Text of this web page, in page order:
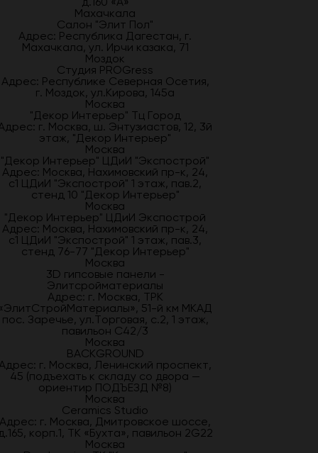
Махачкала
Салон "Элит Пол"
Адрес: Республика Дагестан, г.
Махачкала, ул. Ирчи казака, 71
Моздок
Студия PROGress
Адрес: Республике Северная Осетия,
г. Моздок, ул.Кирова, 145а
Москва
"Декор Интерьер" Тц Город
г. Москва, ш. Энтузиастов, 12, 3й
этаж, "Декор Интерьер"
Москва
"Декор Интерьер" ЦДиИ "Экспострой"
Адрес: Москва, Нахимовский пр-к, 24,
с1 ЦДиИ "Экспострой" 1 этаж, пав.2,
стенд 10 "Декор Интерьер"
Москва
"Декор Интерьер" ЦДиИ Экспострой
Адрес: Москва, Нахимовский пр-к, 24,
с1 ЦДиИ "Экспострой" 1 этаж, пав.3,
стенд 76-77 "Декор Интерьер"
Москва
3D гипсовые панели -
Элитсройматериалы
Адрес: г. Москва, ТРК
51-й км МКАД
пос. Заречье, ул.Торговая, с.2, 1 этаж,
павильон С42/3
Москва
BACKGROUND
г. Москва, Ленинский проспект,
45 (подъехать к складу со двора —
ориентир ПОДЪЕЗД №8)
Москва
Ceramics Studio
Адрес: г. Москва, Дмитровское шоссе,
корп.1, ТК «Бухта», павильон 2G22
Москва